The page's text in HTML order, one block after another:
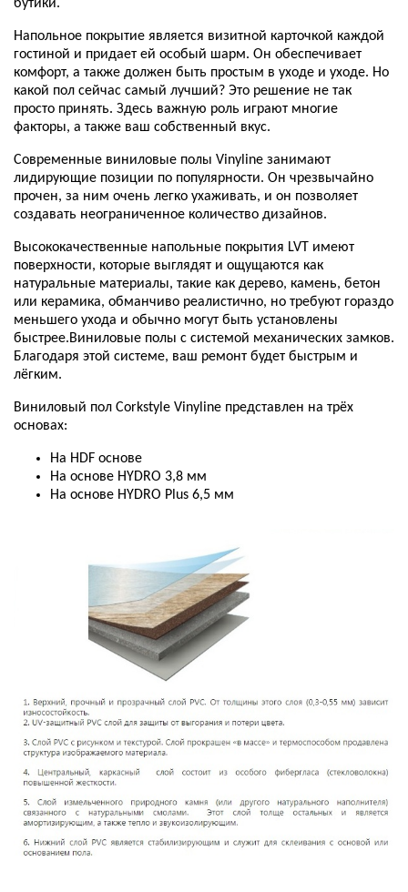
бутики.
Напольное покрытие является визитной карточкой каждой
гостиной и придает ей особый шарм. Он обеспечивает
комфорт, а также должен быть простым в уходе и уходе. Но
какой пол сейчас самый лучший? Это решение не так
просто принять. Здесь важную роль играют многие
факторы, а также ваш собственный вкус.
Современные виниловые полы Vinyline занимают
лидирующие позиции по популярности. Он чрезвычайно
прочен, за ним очень легко ухаживать, и он позволяет
создавать неограниченное количество дизайнов.
Высококачественные напольные покрытия LVT имеют
поверхности, которые выглядят и ощущаются как
натуральные материалы, такие как дерево, камень, бетон
или керамика, обманчиво реалистично, но требуют гораздо
меньшего ухода и обычно могут быть установлены
быстрее.Виниловые полы с системой механических замков.
Благодаря этой системе, ваш ремонт будет быстрым и
лёгким.
Виниловый пол Corkstyle Vinyline представлен на трёх
основах:
На HDF основе
На основе HYDRO 3,8 мм
На основе HYDRO Plus 6,5 мм